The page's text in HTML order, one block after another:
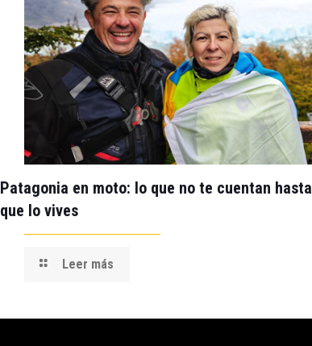
Patagonia en moto: lo que no te cuentan hasta
que lo vives
Leer más